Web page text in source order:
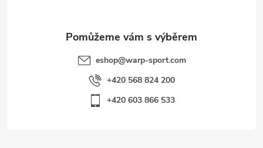
eshop@warp-sport.com
+420 568 824 200
+420 603 866 533